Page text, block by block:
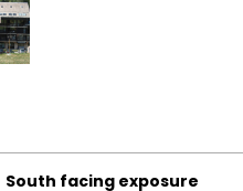
South facing exposure